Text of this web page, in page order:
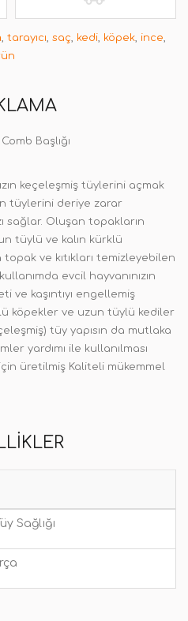
, tarayıcı, saç, kedi, köpek, ince,
Başlığı
keçeleşmiş tüylerini açmak
tüylerini deriye zarar
sağlar. Oluşan topakların
tüylü ve kalın kürklü
ve kıtıkları temizleyebilen
evcil hayvanınızın
ve kaşıntıyı engellemiş
köpekler ve uzun tüylü kediler
tüy yapısın da mutlaka
yardımı ile kullanılması
üretilmiş Kaliteli mükemmel
Sağlığı